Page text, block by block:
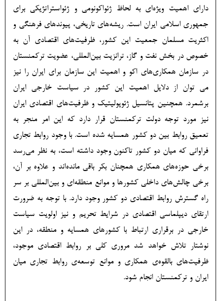
دارای اهمیت ویژه‌ای به لحاظ ژئواکونومی و ژئواستراتژیکی برای
جمهوری اسلامی ایران است. ریشه‌های تاریخی، پیوندهای فرهنگی و
اکثریت مسلمان جمعیت این کشور، ظرفیت‌های اقتصادی آن به
خصوص در بخش نفت و گاز، ترانزیت بین‌المللی، عضویت ترکمنستان
در سازمان همکاری‌های اکو و اهمیت این سازمان برای ایران را نیز
می توان از دلایل اهمیت این کشور در سیاست خارجی ایران
برشمرد. همچنین پتانسیل ژئوپولیتیک و ظرفیت‌های اقتصادی ایران
نیز مورد توجه دولت ترکمنستان قرار دارد که این امر منجر به
تعمیق روابط بین دو کشور همسایه شده است. با وجود روابط تجاری
فراوانی که میان دو کشور تاکنون وجود داشته است، به نظر می‌رسد
برخی حوزه‌های همکاری همچنان بکر باقی مانده‌اند و علاوه بر آن،
برخی چالش‌های داخلی کشورها و موانع منطقه‌ای و بین‌المللی بر سر
راه گسترش روابط اقتصادی دو کشور وجود دارد. با توجه به ضرورت
ارتقای دیپلماسی اقتصادی در شرایط تحریم و نیز اولویت سیاست
خارجی در برقراری ارتباط با کشورهای همسایه و منطقه، در این
نوشتار تلاش خواهد شد مروری کلی بر روابط اقتصادی موجود،
ظرفیت‌های بالقوه‌ی همکاری و موانع توسعه‌ی روابط تجاری میان
ایران و ترکمنستان انجام شود.